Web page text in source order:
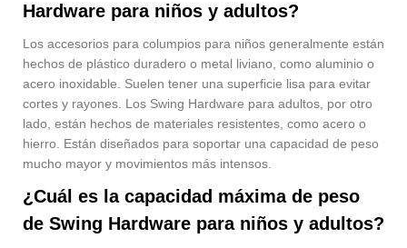
Hardware para niños y adultos?
Los accesorios para columpios para niños generalmente están
hechos de plástico duradero o metal liviano, como aluminio o
acero inoxidable. Suelen tener una superficie lisa para evitar
cortes y rayones. Los Swing Hardware para adultos, por otro
lado, están hechos de materiales resistentes, como acero o
hierro. Están diseñados para soportar una capacidad de peso
mucho mayor y movimientos más intensos.
¿Cuál es la capacidad máxima de peso
de Swing Hardware para niños y adultos?